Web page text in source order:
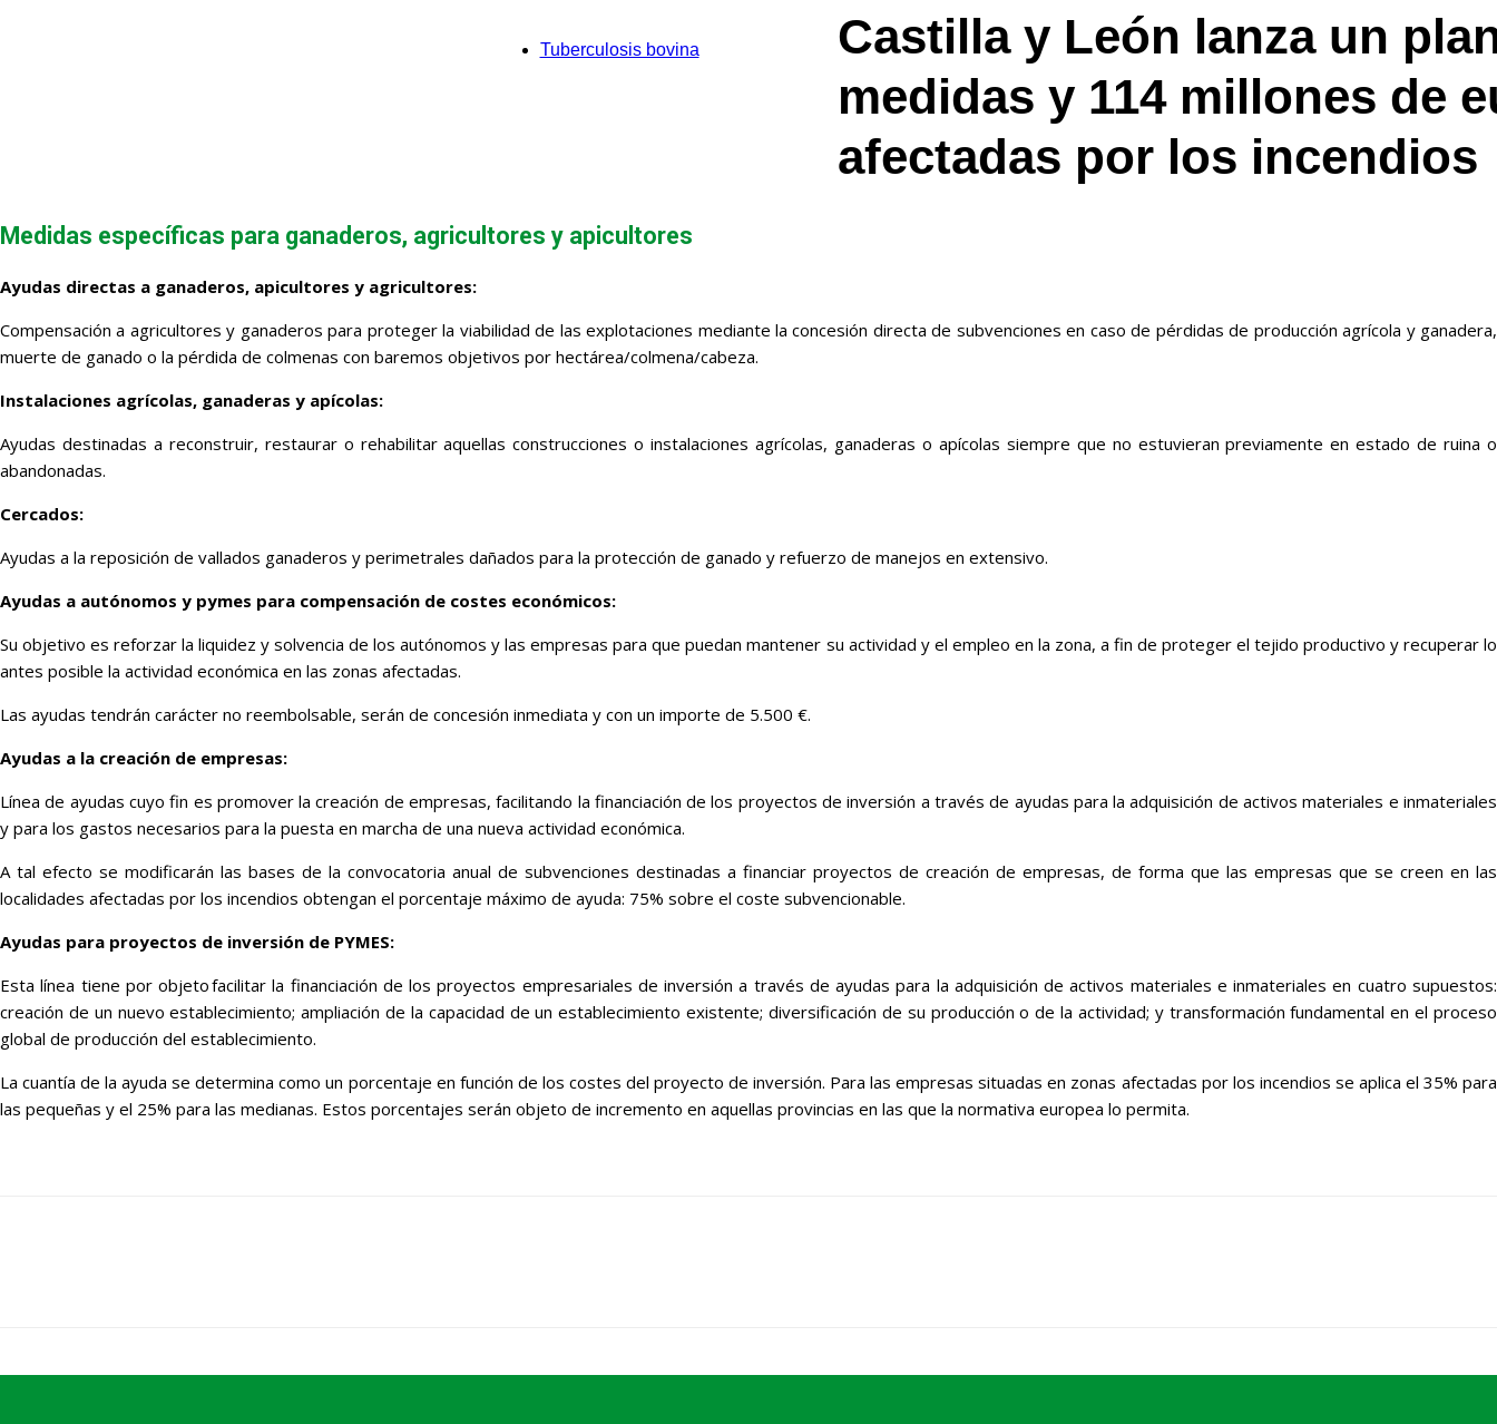
Tuberculosis bovina
Castilla y León lanza un
medidas y 114 millones de
afectadas por los incendios
Medidas específicas para ganaderos, agricultores y apicultores
Ayudas directas a ganaderos, apicultores y agricultores:
Compensación a agricultores y ganaderos para proteger la viabilidad de las explotaciones mediante la concesión directa de subvenciones en caso de pérdidas de producción agrícola y ganadera,
muerte de ganado o la pérdida de colmenas con baremos objetivos por hectárea/colmena/cabeza.
Instalaciones agrícolas, ganaderas y apícolas:
Ayudas destinadas a reconstruir, restaurar o rehabilitar aquellas construcciones o instalaciones agrícolas, ganaderas o apícolas siempre que no estuvieran previamente en estado de ruina o
abandonadas.
Cercados:
Ayudas a la reposición de vallados ganaderos y perimetrales dañados para la protección de ganado y refuerzo de manejos en extensivo.
Ayudas a autónomos y pymes para compensación de costes económicos:
Su objetivo es reforzar la liquidez y solvencia de los autónomos y las empresas para que puedan mantener su actividad y el empleo en la zona, a fin de proteger el tejido productivo y recuperar lo
antes posible la actividad económica en las zonas afectadas.
Las ayudas tendrán carácter no reembolsable, serán de concesión inmediata y con un importe de 5.500 €.
Ayudas a la creación de empresas:
Línea de ayudas cuyo fin es promover la creación de empresas, facilitando la financiación de los proyectos de inversión a través de ayudas para la adquisición de activos materiales e inmateriales
y para los gastos necesarios para la puesta en marcha de una nueva actividad económica.
A tal efecto se modificarán las bases de la convocatoria anual de subvenciones destinadas a financiar proyectos de creación de empresas, de forma que las empresas que se creen en las
localidades afectadas por los incendios obtengan el porcentaje máximo de ayuda: 75% sobre el coste subvencionable.
Ayudas para proyectos de inversión de PYMES:
Esta línea tiene por objeto facilitar la financiación de los proyectos empresariales de inversión a través de ayudas para la adquisición de activos materiales e inmateriales en cuatro supuestos:
creación de un nuevo establecimiento; ampliación de la capacidad de un establecimiento existente; diversificación de su producción o de la actividad; y transformación fundamental en el proceso
global de producción del establecimiento.
La cuantía de la ayuda se determina como un porcentaje en función de los costes del proyecto de inversión. Para las empresas situadas en zonas afectadas por los incendios se aplica el 35% para
las pequeñas y el 25% para las medianas. Estos porcentajes serán objeto de incremento en aquellas provincias en las que la normativa europea lo permita.